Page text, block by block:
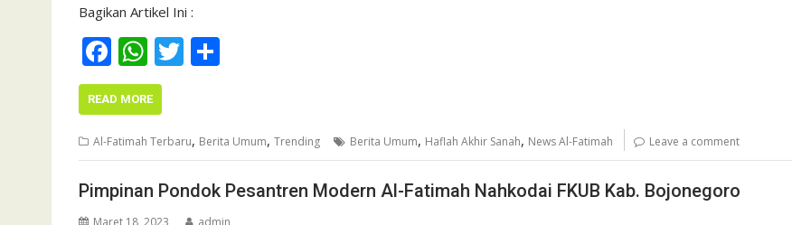
Bagikan Artikel Ini :
F
ac
e
b
o
o
W
h
at
s
A
p
T
w
er e
READ MORE
Al-Fatimah Terbaru, Berita Umum, Trending Berita Umum, Haflah Akhir Sanah, News Al-Fatimah Leave a comment
Pimpinan Pondok Pesantren Modern Al-Fatimah Nahkodai FKUB Kab. Bojonegoro
Maret 18, 2023 admin